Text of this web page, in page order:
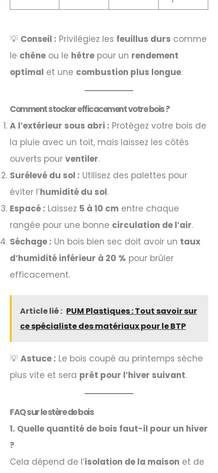
💡 Conseil : Privilégiez les feuillus durs comme
le chêne ou le hêtre pour un rendement
optimal et une combustion plus longue.
Comment stocker efficacement votre bois ?
A l’extérieur sous abri : Protégez votre bois de
la pluie avec un toit, mais laissez les côtés
ouverts pour ventiler.
Surélevé du sol : Utilisez des palettes pour
éviter l’humidité du sol.
Espacé : Laissez 5 à 10 cm entre chaque
rangée pour une bonne circulation de l’air.
Séchage : Un bois bien sec doit avoir un taux
d’humidité inférieur à 20 % pour brûler
efficacement.
Article lié : PUM Plastiques : Tout savoir sur
ce spécialiste des matériaux pour le BTP
💡 Astuce : Le bois coupé au printemps sèche
plus vite et sera prêt pour l’hiver suivant.
FAQ sur le stère de bois
1. Quelle quantité de bois faut-il pour un hiver
?
Cela dépend de l’isolation de la maison et de